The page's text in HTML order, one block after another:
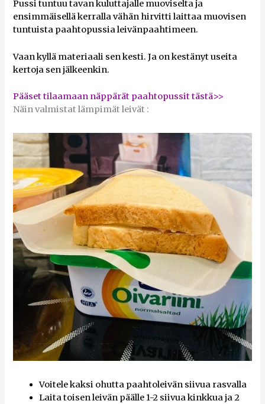
Pussi tuntuu tavan kuluttajalle muoviselta ja
ensimmäisellä kerralla vähän hirvitti laittaa muovisen
tuntuista paahtopussia leivänpaahtimeen.
Vaan kyllä materiaali sen kesti. Ja on kestänyt useita
kertoja sen jälkeenkin.
Pääset tilaamaan näppärät paahtopussit tästä>>
Näin valmistat lämpimät leivät :
Voitele kaksi ohutta paahtoleivän siivua rasvalla
Laita toisen leivän päälle 1-2 siivua kinkkua ja 2